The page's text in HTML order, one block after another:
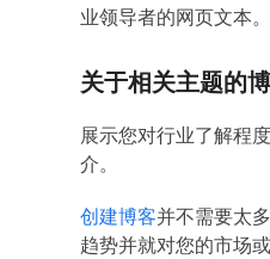
业领导者的网页文本。
关于相关主题的
展示您对行业了解程
介。
创建博客并不需要太
趋势并就对您的市场